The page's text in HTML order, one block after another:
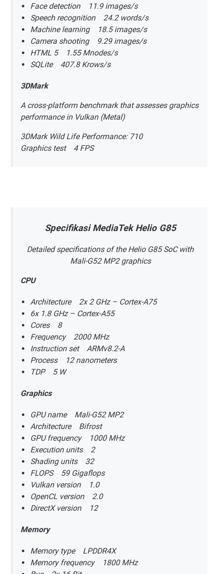
Face detection 11.9 images/s
Speech recognition 24.2 words/s
Machine learning 18.5 images/s
Camera shooting 9.29 images/s
HTML 5 1.55 Mnodes/s
SQLite 407.8 Krows/s
3DMark
A cross-platform benchmark that assesses graphics
performance in Vulkan (Metal)
3DMark Wild Life Performance: 710
Graphics test 4 FPS
Specifikasi MediaTek Helio G85
Detailed specifications of the Helio G85 SoC with
Mali-G52 MP2 graphics
CPU
Architecture 2x 2 GHz – Cortex-A75
6x 1.8 GHz – Cortex-A55
Cores 8
Frequency 2000 MHz
Instruction set ARMv8.2-A
Process 12 nanometers
TDP 5 W
Graphics
GPU name Mali-G52 MP2
Architecture Bifrost
GPU frequency 1000 MHz
Execution units 2
Shading units 32
FLOPS 59 Gigaflops
Vulkan version 1.0
OpenCL version 2.0
DirectX version 12
Memory
Memory type LPDDR4X
Memory frequency 1800 MHz